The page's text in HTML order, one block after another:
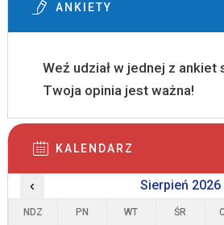
ANKIETY
Weź udział w jednej z ankiet
Twoja opinia jest ważna!
KALENDARZ
‹ Sierpień 2026
NDZ PN WT ŚR